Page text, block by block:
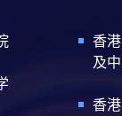
香
及
香